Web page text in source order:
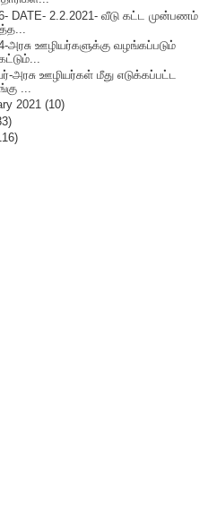
DATE- 2.2.2021- வீடு கட்ட முன்பணம்
அரசு ஊழியர்களுக்கு வழங்கப்படும்
அரசு ஊழியர்கள் மீது எடுக்கப்பட்ட
...
2021 (10)